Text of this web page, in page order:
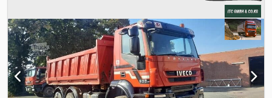
superstructure, lashing eyes, drop sides. Superstructure: Meiller
3-way tipper body. The superstructure is from a 2009 Mitsubishi
Fuso with water damage! Csdsvhmyuepfx Alcjha Additional spare
parts from the vehicle are available upon request and at extra
cost! ACCESSORY DETAILS WITHOUT GUARANTEE, subject to
change, prior sale and errors excepted!